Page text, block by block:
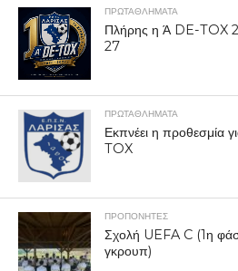
ΠΡΩΤΑΘΛΉΜΑΤΑ
Πλήρης η Ά DE-TOX
27
ΠΡΩΤΑΘΛΉΜΑΤΑ
Εκπνέει η προθεσμία
TOX
ΠΡΟΠΟΝΗΤΈΣ
Σχολή UEFA C (1η
γκρουπ)